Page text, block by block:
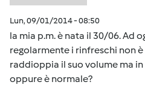
Lun, 09/01/2014 - 08:50
la mia p.m. è nata il 30/06. Ad
regolarmente i rinfreschi non
raddioppia il suo volume ma
oppure è normale?